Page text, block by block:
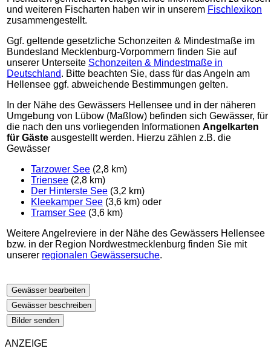
und weiteren Fischarten haben wir in unserem Fischlexikon
zusammengestellt.
Ggf. geltende gesetzliche Schonzeiten & Mindestmaße im
Bundesland Mecklenburg-Vorpommern finden Sie auf
unserer Unterseite Schonzeiten & Mindestmaße in
Deutschland. Bitte beachten Sie, dass für das Angeln am
Hellensee ggf. abweichende Bestimmungen gelten.
In der Nähe des Gewässers Hellensee und in der näheren
Umgebung von Lübow (Maßlow) befinden sich Gewässer, für
die nach den uns vorliegenden Informationen Angelkarten
für Gäste ausgestellt werden. Hierzu zählen z.B. die
Gewässer
Tarzower See (2,8 km)
Triensee (2,8 km)
Der Hinterste See (3,2 km)
Kleekamper See (3,6 km) oder
Tramser See (3,6 km)
Weitere Angelreviere in der Nähe des Gewässers Hellensee
bzw. in der Region Nordwestmecklenburg finden Sie mit
unserer regionalen Gewässersuche.
Gewässer bearbeiten
Gewässer beschreiben
Bilder senden
ANZEIGE